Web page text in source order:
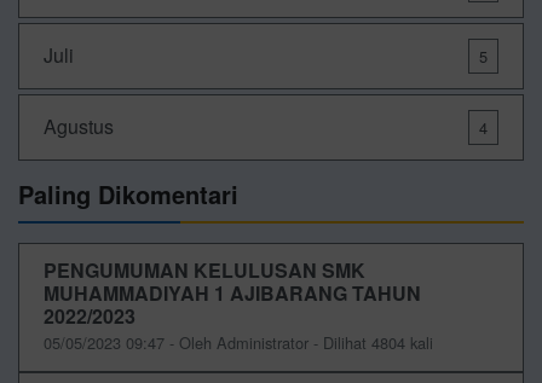
Juli 5
Agustus 4
Paling Dikomentari
PENGUMUMAN KELULUSAN SMK
MUHAMMADIYAH 1 AJIBARANG TAHUN
2022/2023
05/05/2023 09:47 - Oleh Administrator - Dilihat 4804 kali